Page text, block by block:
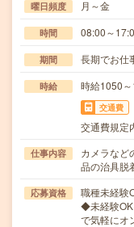
曜日頻度 月～金
時間 08:00～
期間 長期でお仕
時給 時給1050
交通費
交通費規定
仕事内容
カメラなど
品の治具脱
応募資格
職種未経験
◆未経験OK
で気軽に